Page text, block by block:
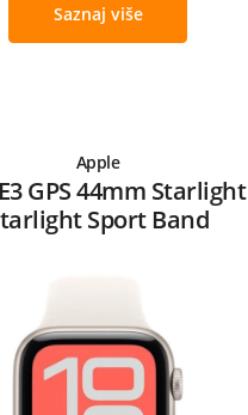
Saznaj više
Apple
GPS 44mm
Sport Band